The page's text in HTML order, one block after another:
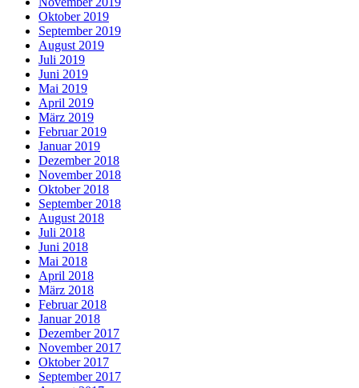
Oktober 2019
September 2019
August 2019
Juli 2019
Juni 2019
Mai 2019
April 2019
März 2019
Februar 2019
Januar 2019
Dezember 2018
November 2018
Oktober 2018
September 2018
August 2018
Juli 2018
Juni 2018
Mai 2018
April 2018
März 2018
Februar 2018
Januar 2018
Dezember 2017
November 2017
Oktober 2017
September 2017